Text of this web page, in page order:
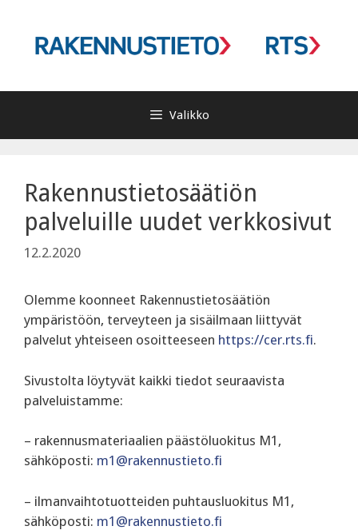
Valikko
Rakennustietosäätiön
palveluille uudet verkkosivut
12.2.2020
Olemme koonneet Rakennustietosäätiön
ympäristöön, terveyteen ja sisäilmaan liittyvät
palvelut yhteiseen osoitteeseen https://cer.rts.fi.
Sivustolta löytyvät kaikki tiedot seuraavista
palveluistamme:
– rakennusmateriaalien päästöluokitus M1,
sähköposti: m1@rakennustieto.fi
– ilmanvaihtotuotteiden puhtausluokitus M1,
sähköposti: m1@rakennustieto.fi